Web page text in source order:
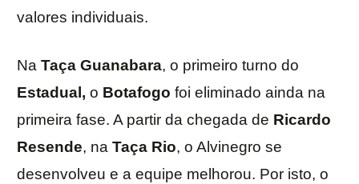
valores individuais.
Na Taça Guanabara, o primeiro turno do
Estadual, o Botafogo foi eliminado ainda na
primeira fase. A partir da chegada de Ricardo
Resende, na Taça Rio, o Alvinegro se
desenvolveu e a equipe melhorou. Por isto, o